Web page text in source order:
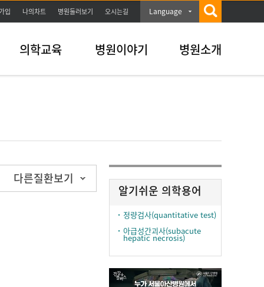
입 나의차트 병원둘러보기 오시는길 Language
의학교육 병원이야기 병원소개
다른질환보기
알기쉬운 의학용어
정량검사(quantitative test)
아급성간괴사(subacute
hepatic necrosis)